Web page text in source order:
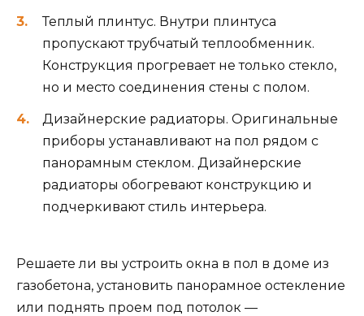
Теплый плинтус. Внутри плинтуса
пропускают трубчатый теплообменник.
Конструкция прогревает не только стекло,
но и место соединения стены с полом.
Дизайнерские радиаторы. Оригинальные
приборы устанавливают на пол рядом с
панорамным стеклом. Дизайнерские
радиаторы обогревают конструкцию и
подчеркивают стиль интерьера.
Решаете ли вы устроить окна в пол в доме из
газобетона, установить панорамное остекление
или поднять проем под потолок —